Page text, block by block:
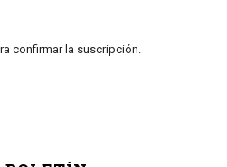
confirmar la suscripción.